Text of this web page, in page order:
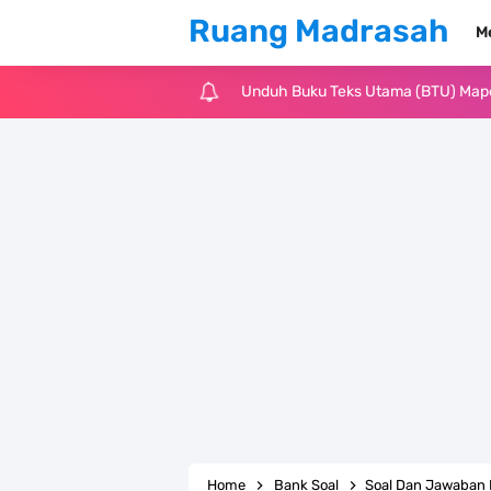
Ruang Madrasah
Unduh Buku Teks Utama (BTU) Al-
Home Bank Soal Soal Dan Jawaban